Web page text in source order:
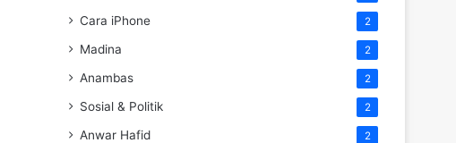
Cara iPhone 2
Madina 2
Anambas 2
Sosial & Politik 2
Anwar Hafid 2